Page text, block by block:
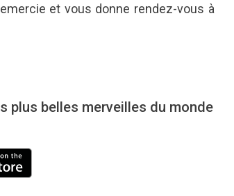
et vous donne rendez-vous à
plus belles merveilles du monde